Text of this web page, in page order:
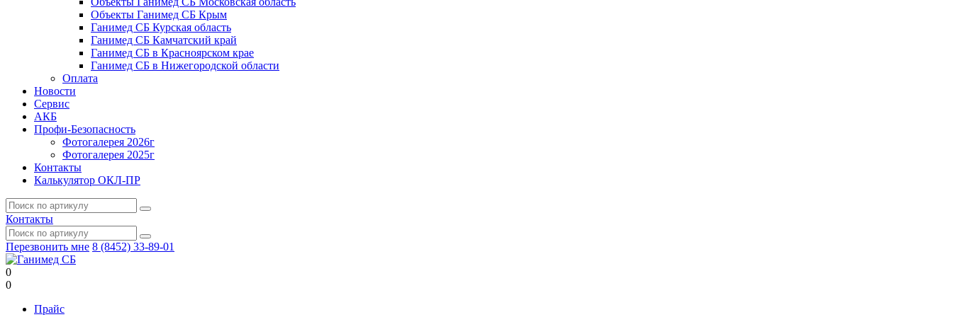
Объекты Ганимед СБ Крым
Ганимед СБ Курская область
Ганимед СБ Камчатский край
Ганимед СБ в Красноярском крае
Ганимед СБ в Нижегородской области
Оплата
Новости
Сервис
АКБ
Профи-Безопасность
Фотогалерея 2026г
Фотогалерея 2025г
Контакты
Калькулятор ОКЛ-ПР
Контакты
Перезвонить мне 8 (8452) 33-89-01
0
0
Прайс